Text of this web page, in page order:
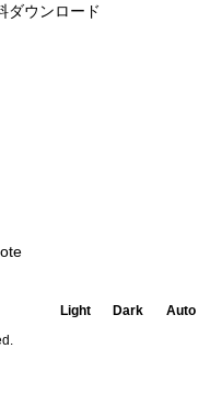
ダウンロード
Light Dark
Auto